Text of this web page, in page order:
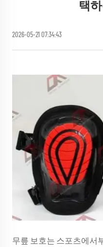
택
2026-05-21 07:34:43
무릎 보호는 스포츠에서